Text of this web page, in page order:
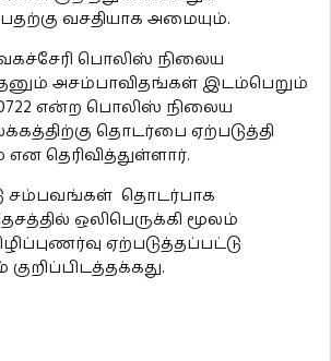
வசதியாக அமையும்.
பொலிஸ் நிலைய
அசம்பாவிதங்கள் இடம்பெறும்
என்ற பொலிஸ் நிலைய
தொடர்பை ஏற்படுத்தி
என தெரிவித்துள்ளார்.
சம்பவங்கள் தொடர்பாக
ஒலிபெருக்கி மூலம்
ஏற்படுத்தப்பட்டு